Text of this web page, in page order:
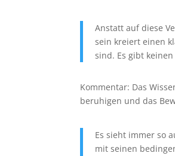
Anstatt auf diese
sein kreiert einen
sind. Es gibt
Kommentar: Das
beruhigen und das
Es sieht immer so
mit seinen